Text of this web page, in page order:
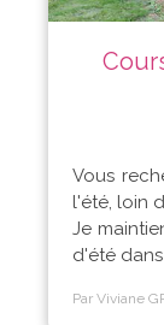
Vous
l'été, loin
Je
d'été
Par Viviane